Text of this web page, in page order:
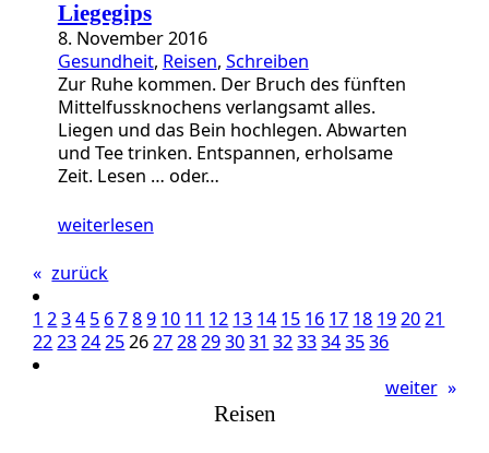
Liegegips
8. November 2016
Gesundheit, Reisen, Schreiben
Zur Ruhe kommen. Der Bruch des fünften
Mittelfussknochens verlangsamt alles.
Liegen und das Bein hochlegen. Abwarten
und Tee trinken. Entspannen, erholsame
Zeit. Lesen … oder…
weiterlesen
« zurück
1 234 5 6789 10 11 12 13 14 15 16 17 18 192021
22232425262728293031 3233343536
weiter »
Reisen